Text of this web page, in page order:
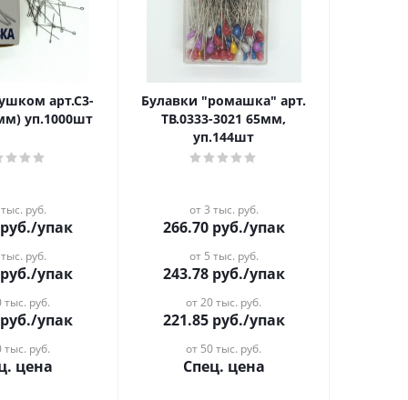
арт.С3-
уп.1000шт
руб.
/упак
руб.
/упак
тыс. руб.
/упак
тыс. руб.
цена
Булавки "ромашка" арт.
ТВ.0333-3021 65мм,
уп.144шт
от 3 тыс. руб.
266.70руб./упак
от 5 тыс. руб.
243.78руб./упак
от 20 тыс. руб.
221.85руб./упак
от 50 тыс. руб.
Спец. цена